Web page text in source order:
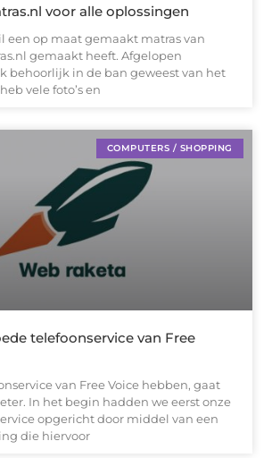
voor alle oplossingen
een op maat gemaakt matras van
gemaakt heeft. Afgelopen
behoorlijk in de ban geweest van het
vele foto’s en
COMPUTERS / SHOPPING
telefoonservice van Free
van Free Voice hebben, gaat
In het begin hadden we eerst onze
opgericht door middel van een
die hiervoor